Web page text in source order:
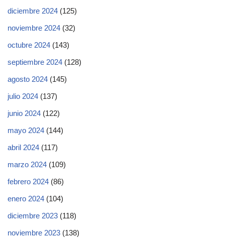
diciembre 2024 (125)
noviembre 2024 (32)
octubre 2024 (143)
septiembre 2024 (128)
agosto 2024 (145)
julio 2024 (137)
junio 2024 (122)
mayo 2024 (144)
abril 2024 (117)
marzo 2024 (109)
febrero 2024 (86)
enero 2024 (104)
diciembre 2023 (118)
noviembre 2023 (138)